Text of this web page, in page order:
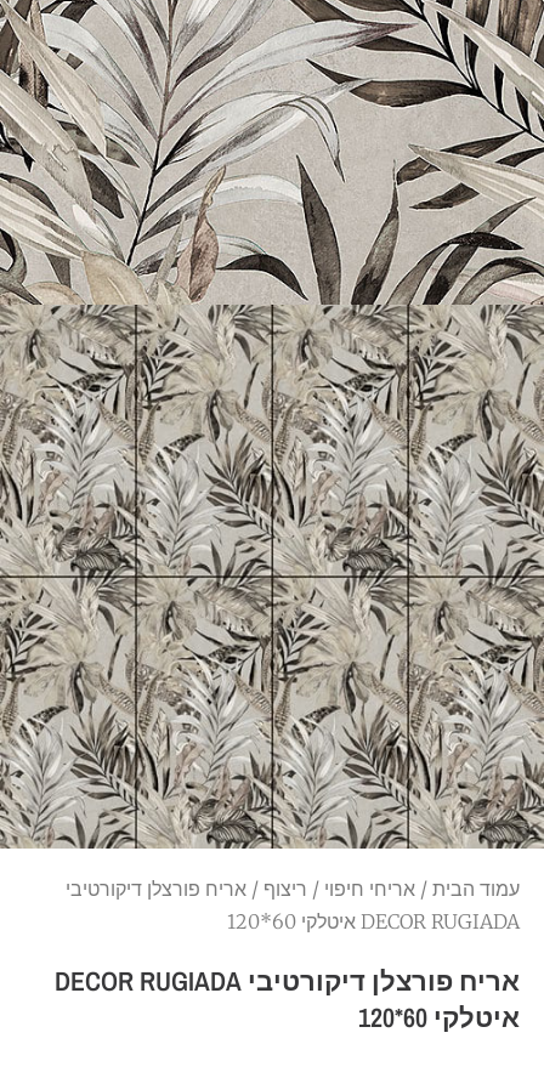
עמוד הבית / אריחי חיפוי / ריצוף / אריח פורצלן דיקורטיבי
DECOR RUGIADA איטלקי 60*120
אריח פורצלן דיקורטיבי DECOR RUGIADA
איטלקי 60*120